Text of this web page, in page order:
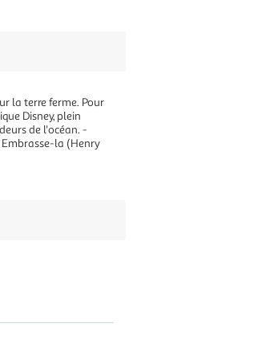
la terre ferme. Pour
Disney, plein
de l'océan. -
Embrasse-la (Henry